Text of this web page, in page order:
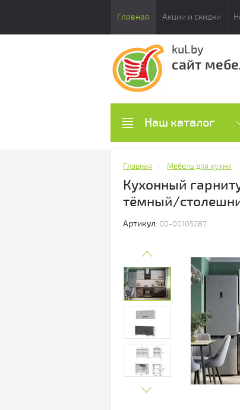
Главная Акции и скидки
kul.by
сайт
Наш каталог
Главная Мебель для кухни
Кухонный
тёмный/
Артикул: 00-00105287